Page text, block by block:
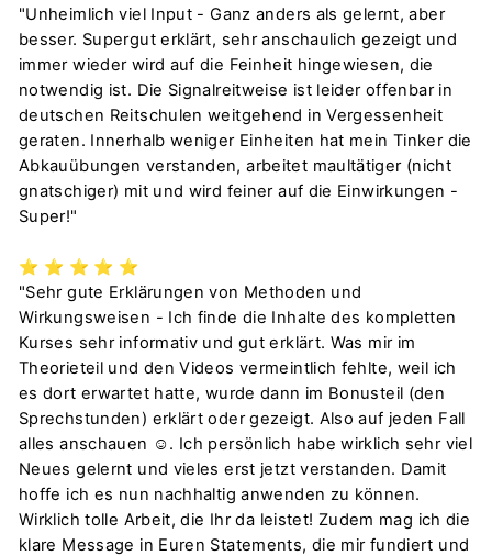
"Unheimlich viel Input - Ganz anders als gelernt, aber
besser. Supergut erklärt, sehr anschaulich gezeigt und
immer wieder wird auf die Feinheit hingewiesen, die
notwendig ist. Die Signalreitweise ist leider offenbar in
deutschen Reitschulen weitgehend in Vergessenheit
geraten. Innerhalb weniger Einheiten hat mein Tinker die
Abkauübungen verstanden, arbeitet maultätiger (nicht
gnatschiger) mit und wird feiner auf die Einwirkungen -
Super!"
⭐️ ⭐️ ⭐️ ⭐️ ⭐️
"Sehr gute Erklärungen von Methoden und
Wirkungsweisen - Ich finde die Inhalte des kompletten
Kurses sehr informativ und gut erklärt. Was mir im
Theorieteil und den Videos vermeintlich fehlte, weil ich
es dort erwartet hatte, wurde dann im Bonusteil (den
Sprechstunden) erklärt oder gezeigt. Also auf jeden Fall
alles anschauen ☺️. Ich persönlich habe wirklich sehr viel
Neues gelernt und vieles erst jetzt verstanden. Damit
hoffe ich es nun nachhaltig anwenden zu können.
Wirklich tolle Arbeit, die Ihr da leistet! Zudem mag ich die
klare Message in Euren Statements, die mir fundiert und